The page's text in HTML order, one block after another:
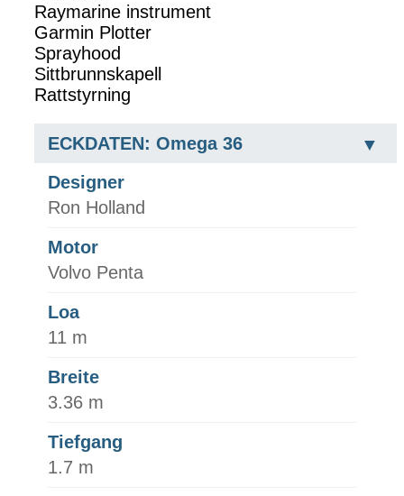
Raymarine instrument
Garmin Plotter
Sprayhood
Sittbrunnskapell
Rattstyrning
ECKDATEN: Omega 36
Designer
Ron Holland
Motor
Volvo Penta
Loa
11 m
Breite
3.36 m
Tiefgang
1.7 m